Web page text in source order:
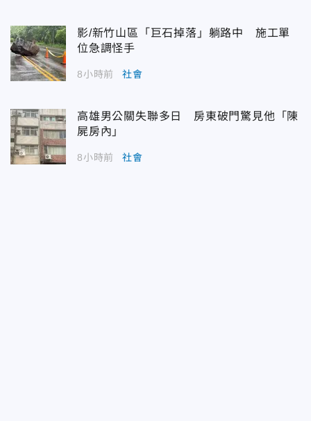
影/新竹山區「巨石掉落」躺路中 施工單
位急調怪手
8小時前 社會
高雄男公關失聯多日 房東破門驚見他「陳
屍房內」
8小時前 社會